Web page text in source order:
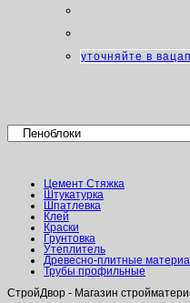
уточняйте в вацап
Цемент Стяжка
Штукатурка
Шпатлевка
Клей
Краски
Грунтовка
Утеплитель
Древесно-плитные
Трубы профильные
СтройДвор - Магазин